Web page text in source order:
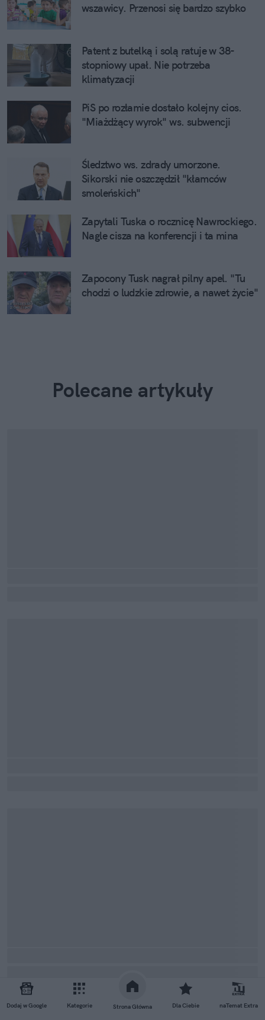
Dodaj w Google Kategorie Strona Główna Dla Ciebie naTemat Extra
wszawicy. Przenosi się bardzo szybko
Patent z butelką i solą ratuje w 38-
stopniowy upał. Nie potrzeba
klimatyzacji
PiS po rozłamie dostało kolejny cios.
"Miażdżący wyrok" ws. subwencji
Śledztwo ws. zdrady umorzone.
Sikorski nie oszczędził "kłamców
smoleńskich"
Zapytali Tuska o rocznicę Nawrockiego.
Nagle cisza na konferencji i ta mina
Zapocony Tusk nagrał pilny apel. "Tu
chodzi o ludzkie zdrowie, a nawet życie"
Polecane artykuły